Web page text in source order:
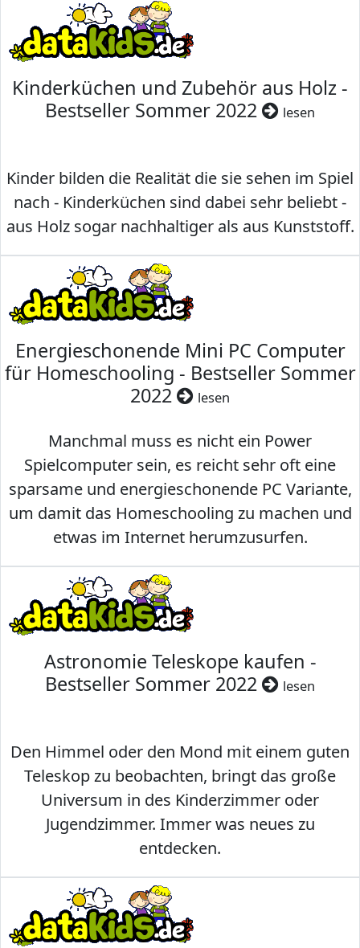
Kinderküchen und Zubehör aus Holz -
Bestseller Sommer 2022
lesen
Kinder bilden die Realität die sie sehen im Spiel
nach - Kinderküchen sind dabei sehr beliebt -
aus Holz sogar nachhaltiger als aus Kunststoff.
Energieschonende Mini PC Computer
für Homeschooling - Bestseller Sommer
2022
lesen
Manchmal muss es nicht ein Power
Spielcomputer sein, es reicht sehr oft eine
sparsame und energieschonende PC Variante,
um damit das Homeschooling zu machen und
etwas im Internet herumzusurfen.
Astronomie Teleskope kaufen -
Bestseller Sommer 2022
lesen
Den Himmel oder den Mond mit einem guten
Teleskop zu beobachten, bringt das große
Universum in des Kinderzimmer oder
Jugendzimmer. Immer was neues zu
entdecken.